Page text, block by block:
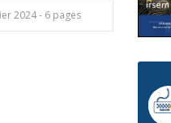
2024 - 6 pages